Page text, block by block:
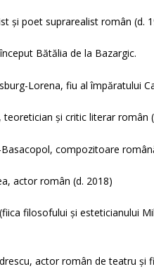
și poet suprarealist român (d.
Bătălia de la Bazargic.
Lorena, fiu al împăratului
teoretician și critic literar român
compozitoare
actor român (d. 2018)
filosofului și esteticianului
actor român de teatru și